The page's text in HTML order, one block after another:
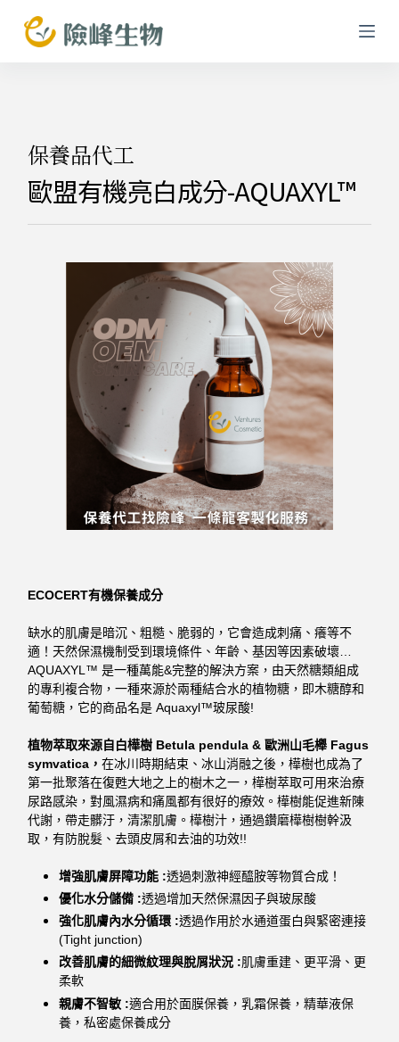
跳
至
保養品代工
歐盟有機亮白成分-AQUAXYL™
ECOCERT有機保養成分
缺水的肌膚是暗沉、粗糙、脆弱的，它會造成刺痛、癢等不
適！ 天然保濕機制受到環境條件、年齡、基因等因素破壞…
AQUAXYL™ 是一種萬能&完整的解決方案， 由天然糖類組成
的專利複合物，一種來源於兩種結合水的植物糖，即木糖醇和
葡萄糖，它的商品名是 Aquaxyl™玻尿酸!
植物萃取來源自白樺樹 Betula pendula & 歐洲山毛櫸 Fagus
symvatica，在冰川時期結束、冰山消融之後，樺樹也成為了
第一批聚落在復甦大地之上的樹木之一，樺樹萃取可用來治療
尿路感染，對風濕病和痛風都有很好的療效。樺樹能促進新陳
代謝，帶走髒汙，清潔肌膚。樺樹汁，通過鑽磨樺樹樹幹汲
取，有防脫髮、去頭皮屑和去油的功效!!
增強肌膚屏障功能 :透過刺激神經醯胺等物質合成！
優化水分儲備 :透過增加天然保濕因子與玻尿酸
強化肌膚內水分循環 :透過作用於水通道蛋白與緊密連接
(Tight junction)
改善肌膚的細微紋理與脫屑狀況 :肌膚重建、更平滑、更
柔軟
親膚不智敏 :適合用於面膜保養，乳霜保養，精華液保
養，私密處保養成分